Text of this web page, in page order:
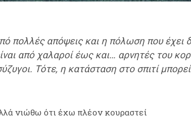
πολλές απόψεις και η πόλωση που έχει
από χαλαροί έως και… αρνητές του
Τότε, η κατάσταση στο σπιτί
νιώθω ότι έχω πλέον κουραστεί